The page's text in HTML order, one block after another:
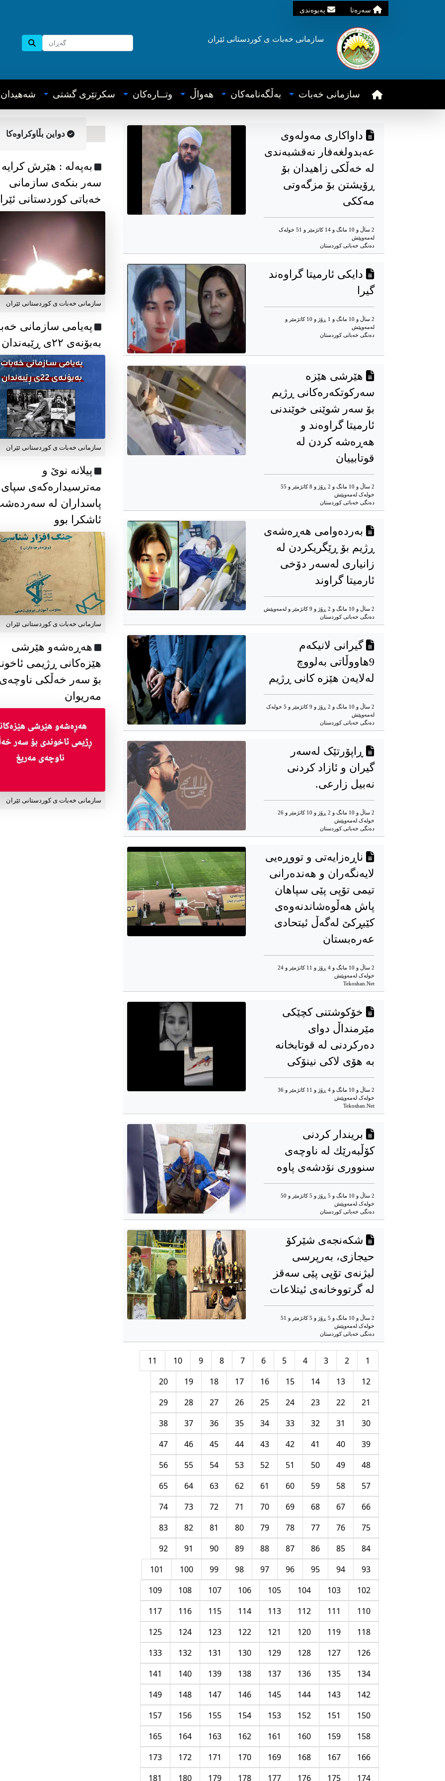
سه‌ره‌تا په‌یوه‌ندی
سازمانی خه‌بات ی کوردستانی ئێران
سازمانی خه‌بات به‌ڵگه‌نامه‌کان هه‌واڵ وتــاره‌کان سکرتێری گشتی شه‌هیدان
داواکاری مەولەوی
عەبدولغەفار نەقشبەندی
لە خەڵکی زاهیدان بۆ
ڕۆیشتن بۆ مزگەوتی
مەککی
2 ساڵ و 10 مانگ و 14 کاتژمێر و 51 خوله‌ک
له‌مه‌وپێش‌
دەنگی خەباتی کوردستان
دایکی ئارمیتا گراوەند
گیرا
2 ساڵ و 10 مانگ و 1 ڕۆژ و 10 کاتژمێر و
له‌مه‌وپێش‌
دەنگی خەباتی کوردستان
هێرشی هێزە
سەرکوتکەرەکانی ڕژیم
بۆ سەر شوێنی خوێندنی
ئارمیتا گراوەند و
هەڕەشە كردن لە
قوتابییان
2 ساڵ و 10 مانگ و 2 ڕۆژ و 8 کاتژمێر و 55
خوله‌ک له‌مه‌وپێش‌
ده‌نگی خه‌باتی کوردستان
بەردەوامی هەڕەشەی
ڕژیم بۆ ڕێگریکردن لە
زانیاری لەسەر دۆخی
ئارمیتا گراوند
2 ساڵ و 10 مانگ و 2 ڕۆژ و 9 کاتژمێر و له‌مه‌وپێش‌
ده‌نگی خه‌باتی کوردستان
گیرانی لانیکەم
9هاووڵاتی بەلووچ
لەلایەن هێزە کانی ڕژیم
2 ساڵ و 10 مانگ و 2 ڕۆژ و 9 کاتژمێر و 5 خوله‌ک
له‌مه‌وپێش‌
ده‌نگی خه‌باتی کوردستان
ڕاپۆرتێک لەسەر
گیران و ئازاد کردنی
نەبیل زارعی.
2 ساڵ و 10 مانگ و 2 ڕۆژ و 10 کاتژمێر و 26
خوله‌ک له‌مه‌وپێش‌
ده‌نگی خه‌باتی کوردستان
ناڕەزایەتی و تووڕەیی
لایەنگەران و هەندەرانی
تیمی تۆپی پێی سپاهان
پاش هەڵوەشاندنەوەی
کێبڕکێ لەگەڵ ئیتحادی
عەرەبستان
2 ساڵ و 10 مانگ و 4 ڕۆژ و 11 کاتژمێر و 24
خوله‌ک له‌مه‌وپێش‌
Tekoshan.Net
خۆکوشتنی کچێکی
مێرمنداڵ دوای
دەرکردنی لە قوتابخانە
بە هۆی لاکی نینۆکی
2 ساڵ و 10 مانگ و 4 ڕۆژ و 11 کاتژمێر و 36
خوله‌ک له‌مه‌وپێش‌
Tekoshan.Net
بریندار كردنی
كۆڵبەرێك لە ناوچەی
سنووری نۆدشەی پاوە
2 ساڵ و 10 مانگ و 5 ڕۆژ و 5 کاتژمێر و 50
خوله‌ک له‌مه‌وپێش‌
ده‌نگی خه‌باتی کوردستان
شکەنجەی شێرکۆ
حیجازی، بەرپرسی
لیژنەی تۆپی پێی سەقز
لە گرتووخانەی ئیتلاعات
2 ساڵ و 10 مانگ و 5 ڕۆژ و 5 کاتژمێر و 51
خوله‌ک له‌مه‌وپێش‌
ده‌نگی خه‌باتی کوردستان
1
2
3
4
5
6
7
8
9
10
11
12
13
14
15
16
17
18
19
20
21
22
23
24
25
26
27
28
29
30
31
32
33
34
35
36
37
38
39
40
41
42
43
44
45
46
47
48
49
50
51
52
53
54
55
56
57
58
59
60
61
62
63
64
65
66
67
68
69
70
71
72
73
74
75
76
77
78
79
80
81
82
83
84
85
86
87
88
89
90
91
92
93
94
95
96
97
98
99
100
101
102
103
104
105
106
107
108
109
110
111
112
113
114
115
116
117
118
119
120
121
122
123
124
125
126
127
128
129
130
131
132
133
134
135
136
137
138
139
140
141
142
143
144
145
146
147
148
149
150
151
152
153
154
155
156
157
158
159
160
161
162
163
164
165
166
167
168
169
170
171
172
173
174
175
176
177
178
179
180
181
دواین بڵاوکراوه‌کا
به‌په‌له‌ : هێرش کرایە
سەر بنکەی سازمانی
خەباتی کوردستانی
سازمانی خەبات ی کوردستانی ئێران
پەیامی سازمانی
بەبۆنەی ۲۲ی ڕێبەندان
سازمانی خەبات ی كوردستانی ئێران
پیلانە نوێ و
مەترسیدارەکەی سپای
پاسداران لە
ئاشکرا بوو
سازمانی خەبات ی كوردستانی ئێران
هەڕەشەو هێرشی
هێزەکانی ڕژیمی
بۆ سەر خەڵکی
مەریوان
سازمانی خەبات ی کوردستانی ئێران